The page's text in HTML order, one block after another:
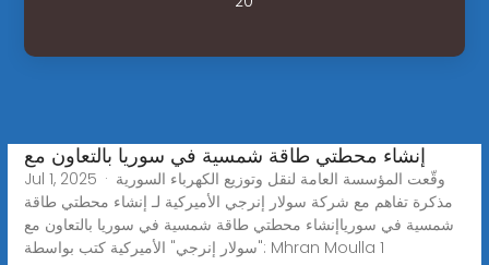
إنشاء محطتي طاقة شمسية في سوريا بالتعاون مع
Jul 1, 2025 · وقّعت المؤسسة العامة لنقل وتوزيع الكهرباء السورية
مذكرة تفاهم مع شركة سولار إنرجي الأميركية لـ إنشاء محطتي طاقة
شمسية في سورياإنشاء محطتي طاقة شمسية في سوريا بالتعاون مع
"سولار إنرجي" الأميركية كتب بواسطة: Mhran Moulla 1